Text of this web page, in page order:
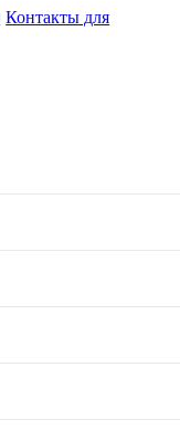
Контакты для